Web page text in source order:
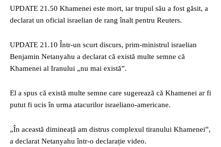
UPDATE 21.50 Khamenei este mort, iar trupul său a fost găsit, a
declarat un oficial israelian de rang înalt pentru Reuters.
UPDATE 21.10 Într-un scurt discurs, prim-ministrul israelian
Benjamin Netanyahu a declarat că există multe semne că
Khamenei al Iranului „nu mai există”.
El a spus că există multe semne care sugerează că Khamenei ar fi
putut fi ucis în urma atacurilor israeliano-americane.
„În această dimineață am distrus complexul tiranului Khamenei”,
a declarat Netanyahu într-o declarație video.